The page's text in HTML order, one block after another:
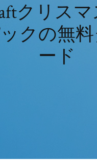
クリス
クの無
ード